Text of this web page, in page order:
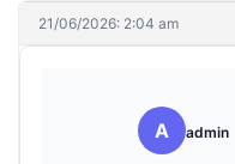
21/06/2026: 2:04 am
A admin